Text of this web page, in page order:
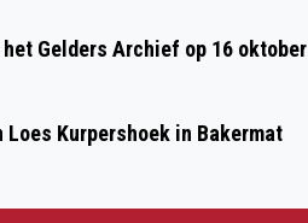
Gelders Archief op 16 oktober
Kurpershoek in Bakermat